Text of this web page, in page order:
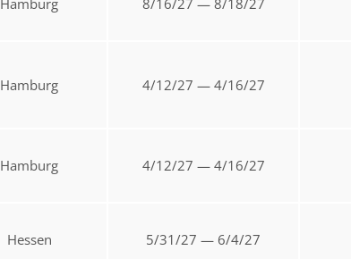
Hamburg 8/16/27 — 8/18/27
Hamburg 4/12/27 — 4/16/27
Hamburg 4/12/27 — 4/16/27
Hessen 5/31/27 — 6/4/27